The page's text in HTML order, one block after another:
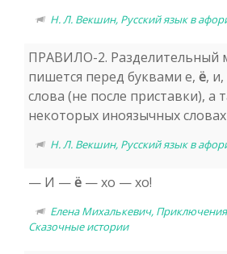
Н. Л. Векшин, Русский язык в
ПРАВИЛО-2. Разделительный
пишется перед буквами е, ё,
слова (не после приставки), а
некоторых иноязычных
Н. Л. Векшин, Русский язык в
— И —ё — хо — хо!
Елена Михалькевич,
Сказочные истории